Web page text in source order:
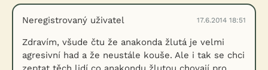
Neregistrovaný uživatel 17.6.2014 18:51
Zdravím, všude čtu že anakonda žlutá je velmi
agresivní had a že neustále kouše. Ale i tak se chci